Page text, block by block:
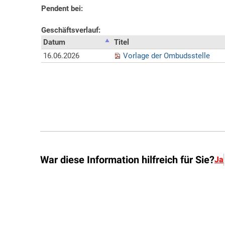
War diese Information hilfreich für Sie?Ja